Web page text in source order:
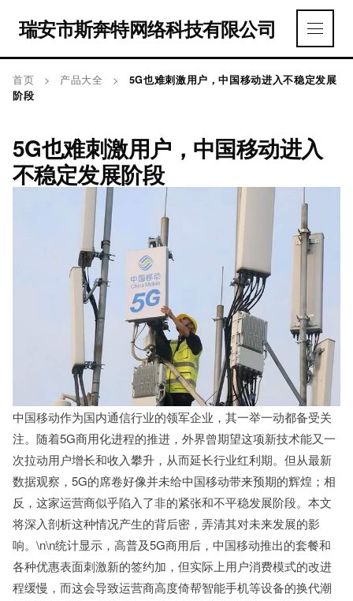
瑞安市斯奔特网络科技有限公司
首页 > 产品大全 >
5G也难刺激用户，中国移动进入不稳定发展
阶段
5G也难刺激用户，中国移动进入
不稳定发展阶段
中国移动作为国内通信行业的领军企业，其一举一动都备受关
注。随着5G商用化进程的推进，外界曾期望这项新技术能又一
次拉动用户增长和收入攀升，从而延长行业红利期。但从最新
数据观察，5G的席卷好像并未给中国移动带来预期的辉煌；相
反，这家运营商似乎陷入了非的紧张和不平稳发展阶段。本文
将深入剖析这种情况产生的背后密，弄清其对未来发展的影
响。\n\n统计显示，高普及5G商用后，中国移动推出的套餐和
各种优惠表面刺激新的签约加，但实际上用户消费模式的改进
程缓慢，而这会导致运营商高度倚帮智能手机等设备的换代潮